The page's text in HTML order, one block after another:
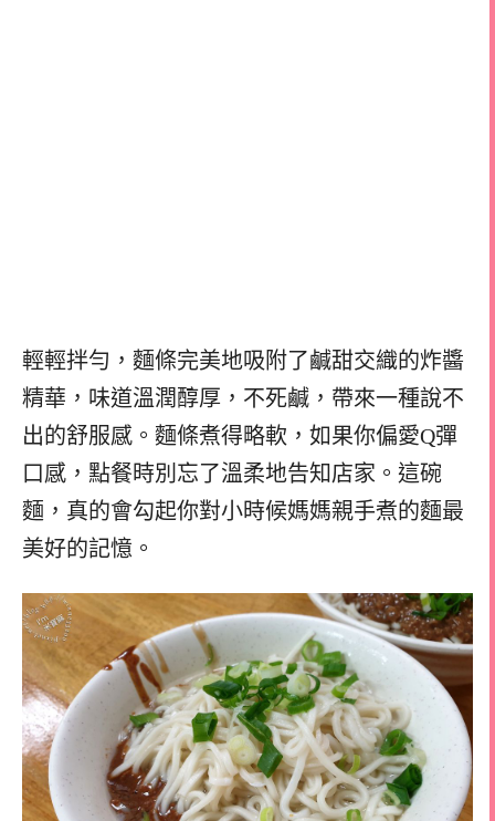
輕輕拌勻，麵條完美地吸附了鹹甜交織的炸醬
精華，味道溫潤醇厚，不死鹹，帶來一種說不
出的舒服感。麵條煮得略軟，如果你偏愛Q彈
口感，點餐時別忘了溫柔地告知店家。這碗
麵，真的會勾起你對小時候媽媽親手煮的麵最
美好的記憶。